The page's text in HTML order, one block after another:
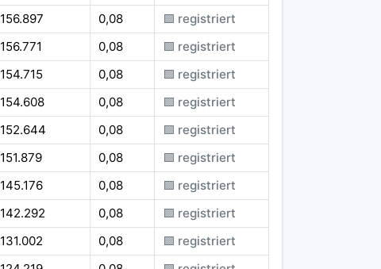
156.897 0,08
🟪 registriert
156.771 0,08
🟪 registriert
154.715 0,08
🟪 registriert
154.608 0,08
🟪 registriert
152.644 0,08
🟪 registriert
151.879 0,08
🟪 registriert
145.176 0,08
🟪 registriert
142.292 0,08
🟪 registriert
131.002 0,08
🟪 registriert